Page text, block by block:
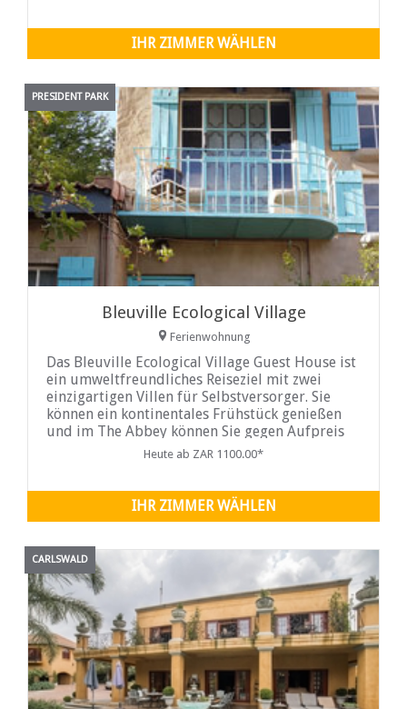
IHR ZIMMER WÄHLEN
PRESIDENT PARK
Bleuville Ecological Village
Ferienwohnung
Das Bleuville Ecological Village Guest House ist
ein umweltfreundliches Reiseziel mit zwei
einzigartigen Villen für Selbstversorger. Sie
können ein kontinentales Frühstück genießen
und im The Abbey können Sie gegen Aufpreis
zusätzliche MahlzeitenHeute ab ZAR 1100.00*
IHR ZIMMER WÄHLEN
CARLSWALD